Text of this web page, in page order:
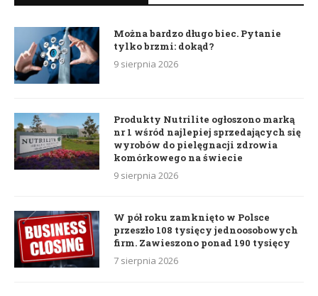
Można bardzo długo biec. Pytanie
tylko brzmi: dokąd?
9 sierpnia 2026
Produkty Nutrilite ogłoszono marką
nr 1 wśród najlepiej sprzedających się
wyrobów do pielęgnacji zdrowia
komórkowego na świecie
9 sierpnia 2026
W pół roku zamknięto w Polsce
przeszło 108 tysięcy jednoosobowych
firm. Zawieszono ponad 190 tysięcy
7 sierpnia 2026